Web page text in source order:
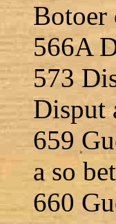
Botoer
566A
573
Disput
659
a so
660